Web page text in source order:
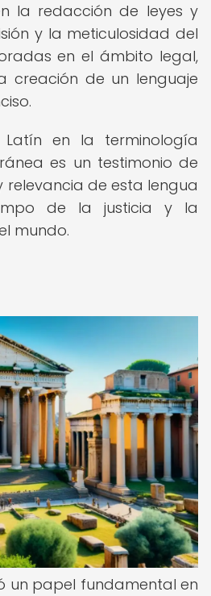
la redacción de leyes y
y la meticulosidad del
en el ámbito legal,
creación de un lenguaje
en la terminología
es un testimonio de
de esta lengua
de la justicia y la
mundo.
un papel fundamental en